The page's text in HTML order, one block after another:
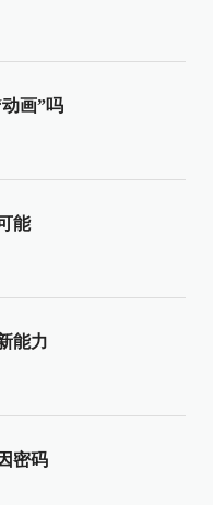
画”吗
能
能力
密码